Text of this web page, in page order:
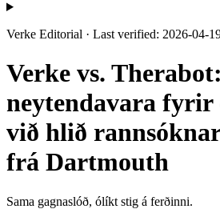
Verke Editorial · Last verified: 2026-04-
Verke vs. Therabot:
neytendavara fyrir
við hlið
frá Dartmouth
Sama gagnaslóð, ólíkt stig á ferðinni.